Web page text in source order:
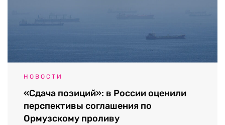
НОВОСТИ
«Сдача позиций»: в России оценили
перспективы соглашения по
Ормузскому проливу